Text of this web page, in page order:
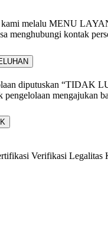
kami melalu MENU
menghubungi kontak
diputuskan “TIDAK
pengelolaan mengajukan
Verifikasi